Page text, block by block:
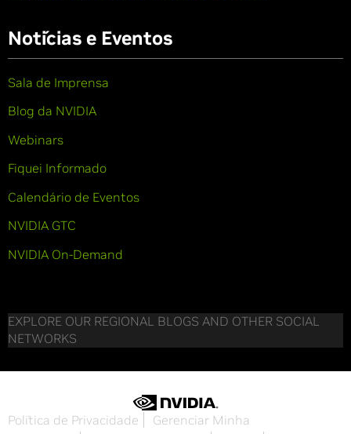
Notícias e Eventos
Sala de Imprensa
Blog da NVIDIA
Webinars
Fiquei Informado
Calendário de Eventos
NVIDIA GTC
NVIDIA On-Demand
EXPLORE OUR REGIONAL BLOGS AND OTHER SOCIAL
NETWORKS
Política de Privacidade
Gerenciar Minha